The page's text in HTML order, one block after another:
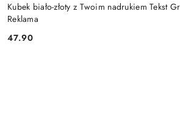
Kubek biało-złoty z Twoim nadrukiem Tekst
Reklama
Cena:
47.90